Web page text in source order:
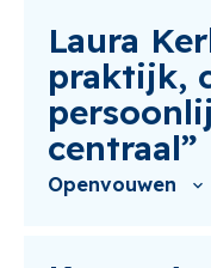
Laura
praktijk,
centraal”
Openvouwen